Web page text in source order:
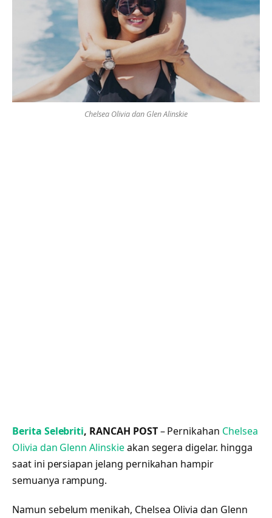
Chelsea Olivia dan Glen Alinskie
Berita Selebriti, RANCAH POST– Pernikahan Chelsea
Olivia dan Glenn Alinskieakan segera digelar. hingga
saat ini persiapan jelang pernikahan hampir
semuanya rampung.
Namun sebelum menikah, Chelsea Olivia dan Glenn